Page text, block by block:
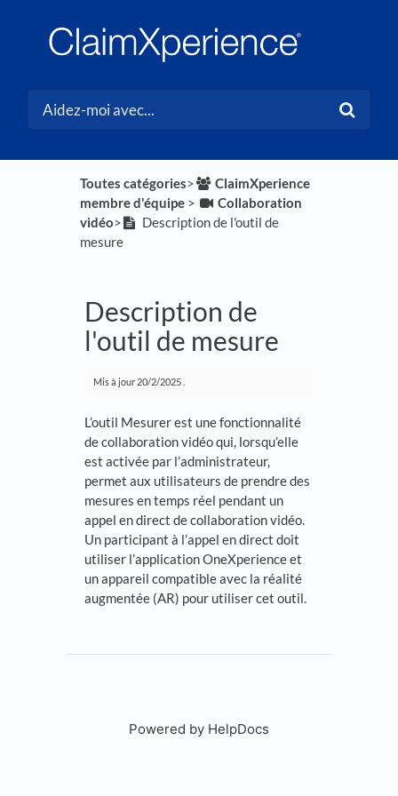
Toutes catégories​>​
​ClaimXperience
membre d'équipe​ > ​
​Collaboration
vidéo​>​
Description de l'outil de
mesure
Description de
l'outil de mesure
Mis à jour 20/2/2025
L’outil Mesurer est une fonctionnalité
de collaboration vidéo qui, lorsqu’elle
est activée par l’administrateur,
permet aux utilisateurs de prendre des
mesures en temps réel pendant un
appel en direct de collaboration vidéo.
Un participant à l’appel en direct doit
utiliser l’application OneXperience et
un appareil compatible avec la réalité
augmentée (AR) pour utiliser cet outil.
Powered by HelpDocs